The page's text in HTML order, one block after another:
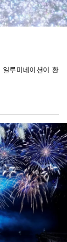
루미네이션이 환